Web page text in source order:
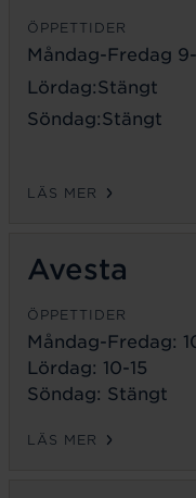
ÖPPETTIDER
Måndag-Fredag
Lördag:Stängt
Söndag:Stängt
LÄS MER
Avesta
ÖPPETTIDER
Måndag-Fredag:
Lördag: 10-15
Söndag: Stängt
LÄS MER